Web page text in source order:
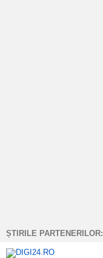
ȘTIRILE PARTENERILOR: